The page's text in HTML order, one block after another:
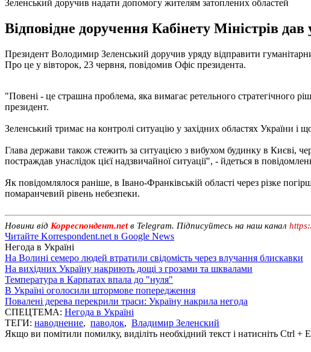
Зеленський доручив надати допомогу жителям затоплених областей
Відповідне доручення Кабінету Міністрів
Президент Володимир Зеленський доручив уряду відправити
Про це у вівторок, 23 червня, повідомив Офіс президента.
"Повені - це страшна проблема, яка вимагає ретельного стратегічного
президент.
Зеленський тримає на контролі ситуацію у західних областях України і
Глава держави також стежить за ситуацією з вибухом будинку в Києві,
постраждав унаслідок цієї надзвичайної ситуації", - йдеться в
Як повідомлялося раніше, в Івано-Франківській області через різке
помаранчевий рівень небезпеки.
Новини від Корреспондент.netв Telegram. Підписуйтесь на наш канал
Читайте Korrespondent.net в Google News
Негода в Україні
На Волині семеро людей втратили свідомість через влучання блискавки
На вихідних Україну накриють дощі з грозами та шквалами
Температура в Карпатах впала до "нуля"
В Україні оголосили штормове попередження
Повалені дерева перекрили траси: Україну накрила негода
СПЕЦТЕМА: Негода в Україні
ТЕГИ: наводнение, паводок, Владимир Зеленский
Якщо ви помітили помилку, виділіть необхідний текст і натисніть Ctrl